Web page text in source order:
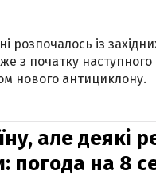
із
з початку наступного
нового антициклону.
але деякі
погода на 8